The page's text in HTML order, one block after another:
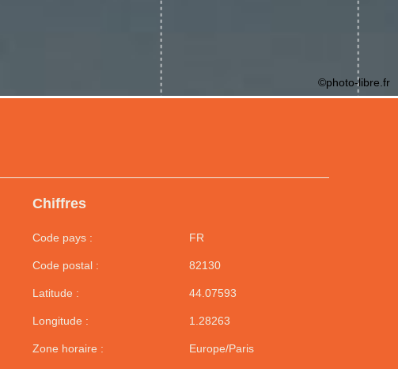
Chiffres
Code pays : FR
Code postal : 82130
Latitude : 44.07593
Longitude : 1.28263
Zone horaire : Europe/Paris
©photo-libre.fr